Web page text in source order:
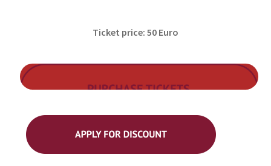
Ticket price: 50 Euro